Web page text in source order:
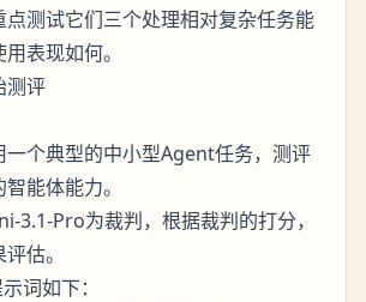
测试它们三个处理相对复杂任务能
表现如何。
测评
一个典型的中小型Agent任务，测评
能体能力。
3.1-Pro为裁判，根据裁判的打分，
估。
词如下：